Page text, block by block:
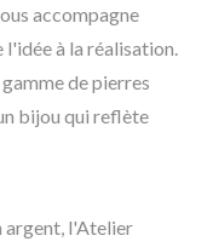
accompagne
à la réalisation.
de pierres
bijou qui reflète
argent, l'Atelier